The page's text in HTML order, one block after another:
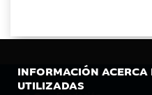
INFORMACIÓN ACERCA
UTILIZADAS